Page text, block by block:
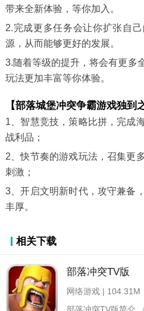
带来全新体验，等你加入。
2.完成更多任务会让你扩张自
源，从而能够更好的发展。
3.随着等级的提升，将会有更多
玩法更加丰富等你体验。
【部落城堡冲突争霸游戏独到
1、智慧竞技，策略比拼，完成
战利品；
2、快节奏的游戏玩法，召集更
刺激；
3、开启文明新时代，攻守兼备
丰厚。
相关下载
部落冲突TV版
网络游戏 | 104.31M